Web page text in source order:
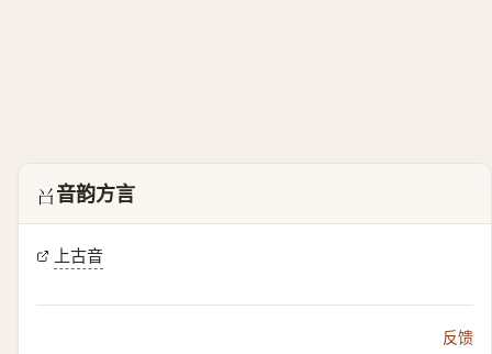
𠮦 音韵方言
上古音
反馈